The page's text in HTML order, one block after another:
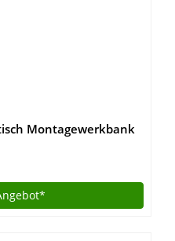
Montagewerkbank